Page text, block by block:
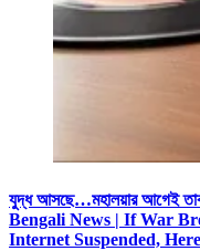
যুদ্ধ আসছে…মহালয়ার আগেই তাক
Bengali News | If War
Internet Suspended,